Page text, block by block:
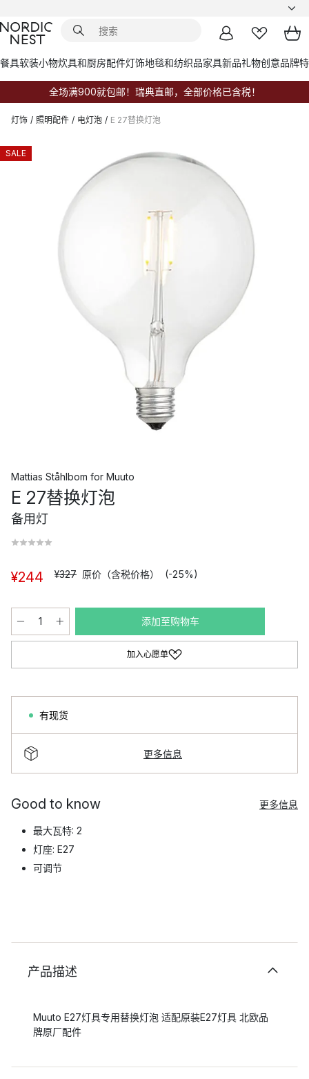
餐具软装小物炊具和厨房配件灯饰地毯和纺织品家具新品礼物创意品牌
全场满900就包邮！瑞典直邮，全部价格已含税！
灯饰 / 照明配件 / 电灯泡 / E 27替换灯泡
SALE
Mattias Ståhlbom for Muuto
E 27替换灯泡
备用灯
¥244 ¥327 原价（含税价格） (-25%)
添加至购物车
加入心愿单
有现货
更多信息
Good to know 更多信息
最大瓦特: 2
灯座: E27
可调节
产品描述
Muuto E27灯具专用替换灯泡 适配原装E27灯具 北欧品
牌原厂配件